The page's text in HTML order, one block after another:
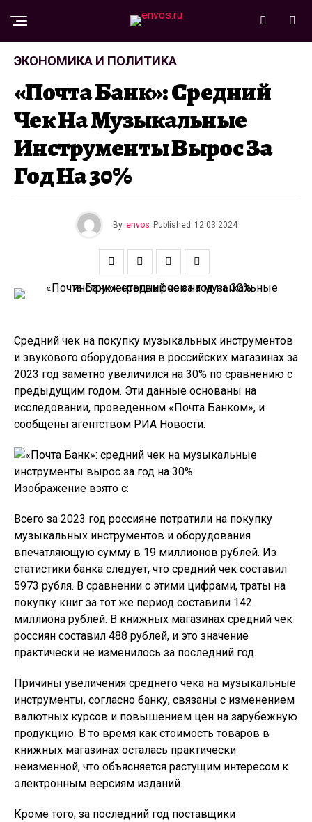
ЭКОНОМИКА И ПОЛИТИКА
«Почта Банк»: Средний
Чек На Музыкальные
Инструменты Вырос За
Год На 30%
By envos Published 12.03.2024
Средний чек на покупку музыкальных инструментов
и звукового оборудования в российских магазинах за
2023 год заметно увеличился на 30% по сравнению с
предыдущим годом. Эти данные основаны на
исследовании, проведенном «Почта Банком», и
сообщены агентством РИА Новости.
Изображение взято с:
Всего за 2023 год россияне потратили на покупку
музыкальных инструментов и оборудования
впечатляющую сумму в 19 миллионов рублей. Из
статистики банка следует, что средний чек составил
5973 рубля. В сравнении с этими цифрами, траты на
покупку книг за тот же период составили 142
миллиона рублей. В книжных магазинах средний чек
россиян составил 488 рублей, и это значение
практически не изменилось за последний год.
Причины увеличения среднего чека на музыкальные
инструменты, согласно банку, связаны с изменением
валютных курсов и повышением цен на зарубежную
продукцию. В то время как стоимость товаров в
книжных магазинах осталась практически
неизменной, что объясняется растущим интересом к
электронным версиям изданий.
Кроме того, за последний год поставщики